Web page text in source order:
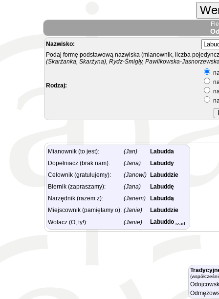
Nazwisko:
Podaj formę podstawową nazwiska (mianownik, liczba
(Skarżanka, Skarżyna), Rydz-Śmigły, Pawlikowska-
Rodzaj:
Mianownik (to jest): (Jan)
Labudda
Dopełniacz (brak nam):
(Jana)
Labuddy
Celownik (gratulujemy):
(Janowi)
Labuddzie
Biernik (zapraszamy):
(Jana)
Labuddę
Narzędnik (razem z):
(Janem)
Labuddą
Miejscownik (pamiętamy o): (Janie)
Labuddzie
Wołacz (O, ty!):
(Janie) Labuddo rzad.